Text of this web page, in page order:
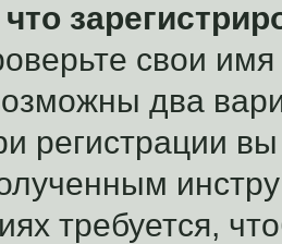
свои
два
регистрации
требуется,